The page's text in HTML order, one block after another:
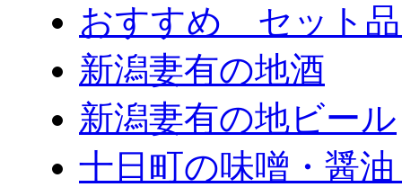
おすすめ セット
新潟妻有の地酒
新潟妻有の地ビール
十日町の味噌・醤